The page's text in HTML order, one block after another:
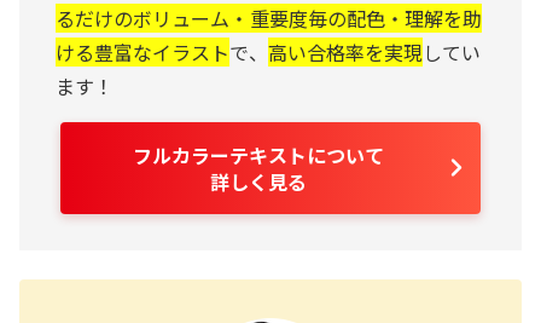
るだけのボリューム・重要度毎の配色・理解を助
ける豊富なイラストで、 高い合格率を実現 してい
ます！
フルカラーテキストについて
詳しく見る